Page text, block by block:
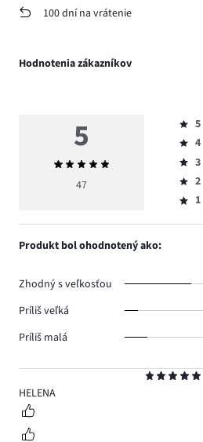
100 dní na vrátenie
Hodnotenia zákazníkov
5
HELENA
5
Priemerné
hodnotenie
47
5,
počet
31.
5
4,
počet
4
3,
počet
3
2,
2
1,
1
Produkt bol ohodnotený ako:
Zhodný s veľkosťou
Príliš veľká
Príliš malá